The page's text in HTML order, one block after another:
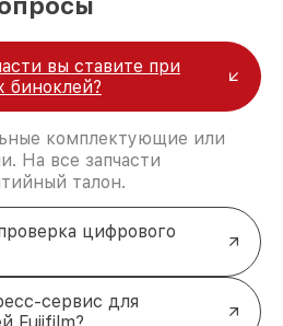
вы ставите при
биноклей?
комплектующие или
На все запчасти
талон.
цифрового
сервис для